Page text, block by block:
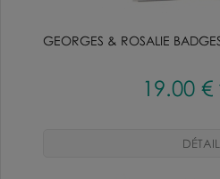
GEORGES & ROSALIE
19.00 €